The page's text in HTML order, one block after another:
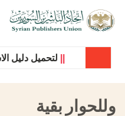
لتحميل دليل
وللحوار بقية